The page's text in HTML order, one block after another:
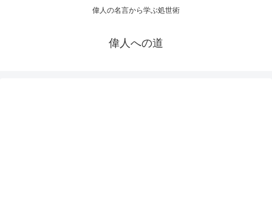
偉人の名言から学ぶ処世術
偉人への道